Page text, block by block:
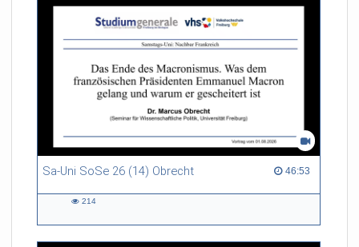
Sa-Uni SoSe 26 (14) Obrecht 46:53
46:53 duration
214